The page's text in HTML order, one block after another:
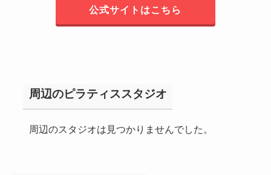
公式サイトはこちら
周辺のピラティススタジオ
周辺のスタジオは見つかりませんでした。